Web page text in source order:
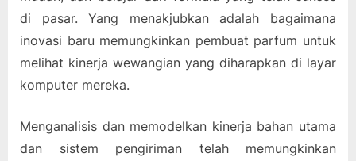
di pasar. Yang menakjubkan adalah bagaimana
inovasi baru memungkinkan pembuat parfum untuk
melihat kinerja wewangian yang diharapkan di layar
komputer mereka.
Menganalisis dan memodelkan kinerja bahan utama
dan sistem pengiriman telah memungkinkan